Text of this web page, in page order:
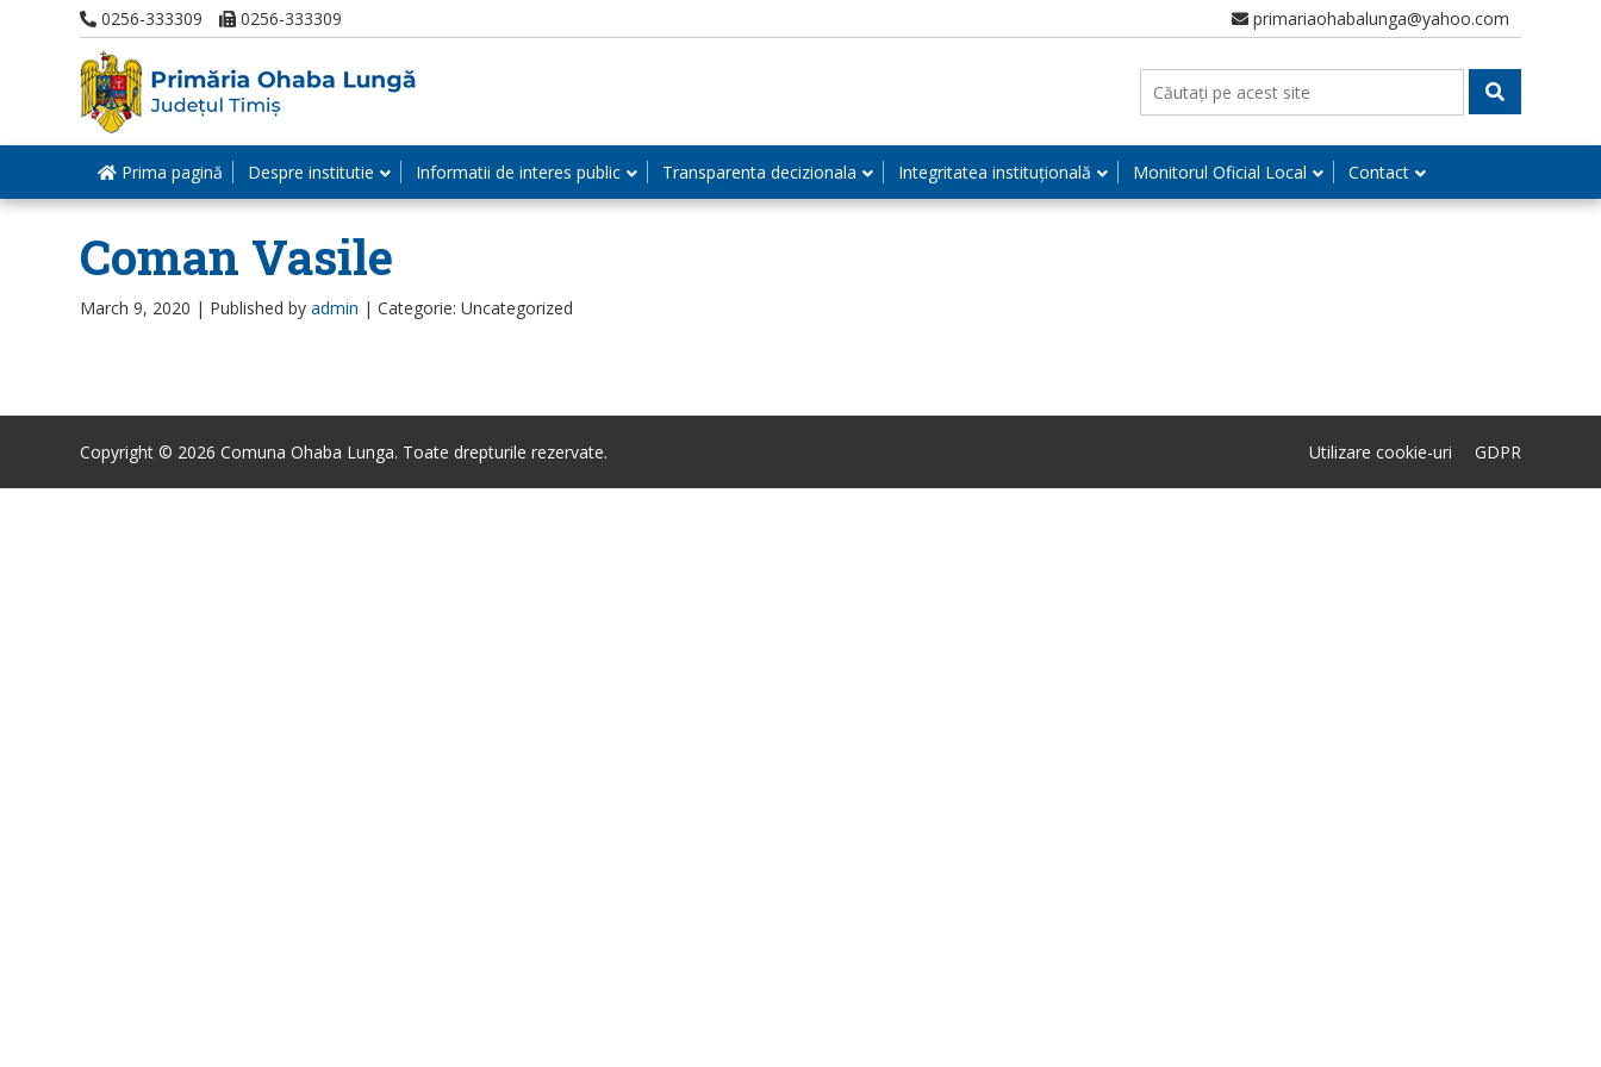
0256-333309 0256-333309 primariaohabalunga@yahoo.com
Prima pagină Despre institutie Informatii de interes public Transparenta decizionala Integritatea instituțională Monitorul Oficial Local Contact
Coman Vasile
March 9, 2020 | Published by admin | Categorie: Uncategorized
Copyright © 2026 Comuna Ohaba Lunga. Toate drepturile rezervate. Utilizare cookie-uri GDPR